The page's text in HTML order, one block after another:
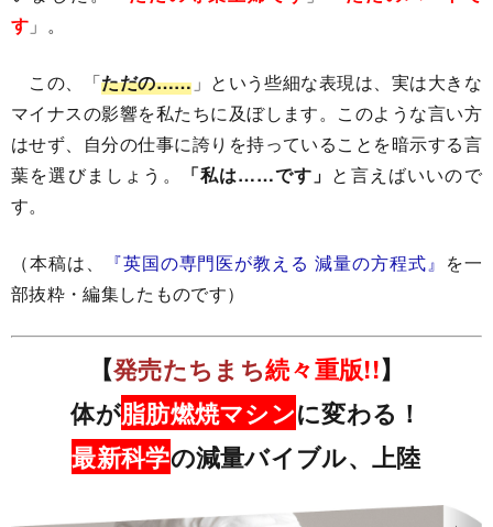
す 」。
この、「ただの…… 」という些細な表現は、実は大きな
マイナスの影響を私たちに及ぼします。このような言い方
はせず、自分の仕事に誇りを持っていることを暗示する言
葉を選びましょう。
「私は……です」 と言えばいいので
す。
（本稿は、 『英国の専門医が教える 減量の方程式』 を一
部抜粋・編集したものです）
【発売たちまち続々重版!!】
体が脂肪燃焼マシンに変わる！
最新科学の減量バイブル、上陸